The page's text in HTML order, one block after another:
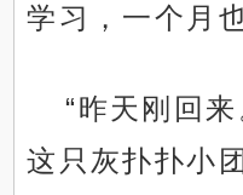
学习，一个月
“昨天刚回
这只灰扑扑小